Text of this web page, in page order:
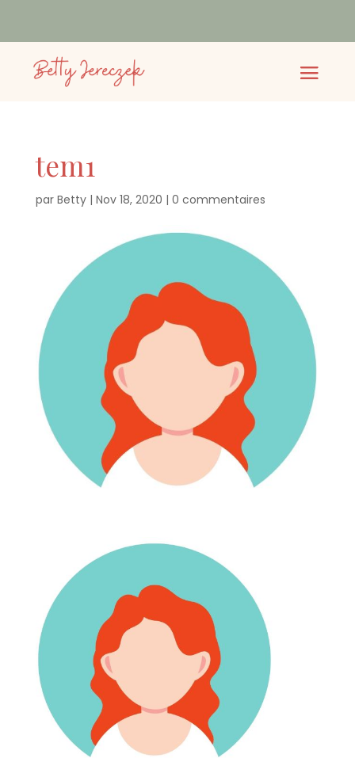
tem1
par Betty| Nov 18, 2020 | 0 commentaires